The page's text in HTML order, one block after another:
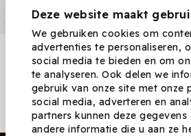
Deze website maakt
We gebruiken cookies om
advertenties te personaliseren,
social media te bieden en om
te analyseren. Ook delen we
gebruik van onze site met onze
social media, adverteren en
partners kunnen deze
andere informatie die u aan ze
Nieuwsbrief
Ontvang nieuwe recepten,
producten en tips maandelijks in
je mailbox.